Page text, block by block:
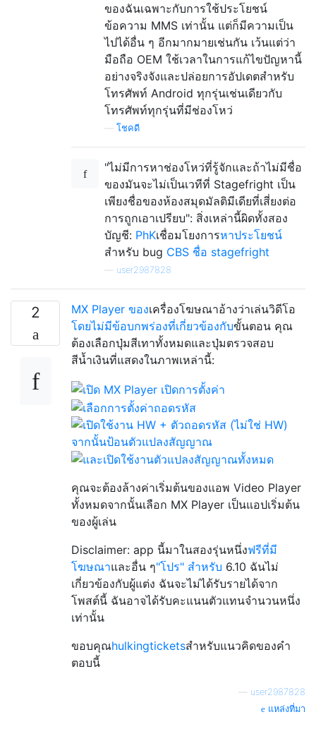
ของฉันเฉพาะกับการใช้ประโยชน์
ข้อความ MMS เท่านั้น แต่ก็มีความเป็น
ไปได้อื่น ๆ อีกมากมายเช่นกัน เว้นแต่ว่า
มือถือ OEM ใช้เวลาในการแก้ไขปัญหานี้
อย่างจริงจังและปล่อยการอัปเดตสำหรับ
โทรศัพท์ Android ทุกรุ่นเช่นเดียวกับ
โทรศัพท์ทุกรุ่นที่มีช่องโหว่
โชคดี
"ไม่มีการหาช่องโหว่ที่รู้จักและถ้าไม่มีชื่อ
ของมันจะไม่เป็นเวทีที่ Stagefright เป็น
เพียงชื่อของห้องสมุดมัลติมีเดียที่เสี่ยงต่อ
การถูกเอาเปรียบ": สิ่งเหล่านี้ผิดทั้งสอง
บัญชี: PhKเชื่อมโยงการหาประโยชน์
สำหรับ bug CBS ชื่อ stagefright
user2987828
2 MX Player ของเครื่องโฆษณาอ้างว่าเล่นวิดีโอ
โดยไม่มีข้อบกพร่องที่เกี่ยวข้องกับขั้นตอน คุณ
ต้องเลือกปุ่มสีเทาทั้งหมดและปุ่มตรวจสอบ
สีน้ำเงินที่แสดงในภาพเหล่านี้:
คุณจะต้องล้างค่าเริ่มต้นของแอพ Video Player
ทั้งหมดจากนั้นเลือก MX Player เป็นแอปเริ่มต้น
ของผู้เล่น
Disclaimer: app นี้มาในสองรุ่นหนึ่งฟรีที่มี
โฆษณาและอื่น ๆ"โปร" สำหรับ 6.10 ฉันไม่
เกี่ยวข้องกับผู้แต่ง ฉันจะไม่ได้รับรายได้จาก
โพสต์นี้ ฉันอาจได้รับคะแนนตัวแทนจำนวนหนึ่ง
เท่านั้น
ขอบคุณhulkingticketsสำหรับแนวคิดของคำ
ตอบนี้
user2987828
แหล่งที่มา